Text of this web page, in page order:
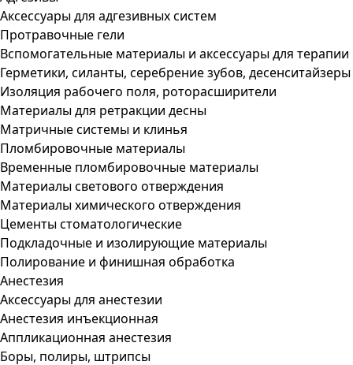
Аксессуары для адгезивных систем
Протравочные гели
Вспомогательные материалы и аксессуары для терапии
Герметики, силанты, серебрение зубов, десенситайзеры
Изоляция рабочего поля, роторасширители
Материалы для ретракции десны
Матричные системы и клинья
Пломбировочные материалы
Временные пломбировочные материалы
Материалы светового отверждения
Материалы химического отверждения
Цементы стоматологические
Подкладочные и изолирующие материалы
Полирование и финишная обработка
Анестезия
Аксессуары для анестезии
Анестезия инъекционная
Аппликационная анестезия
Боры, полиры, штрипсы